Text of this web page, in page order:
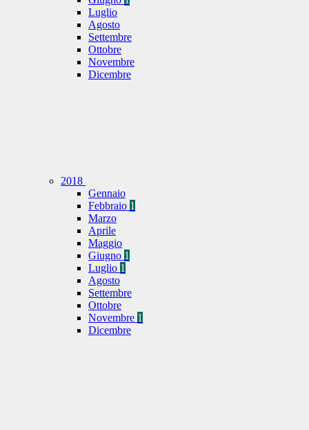
Luglio
Agosto
Settembre
Ottobre
Novembre
Dicembre
2018
Gennaio
Febbraio 1
Marzo
Aprile
Maggio
Giugno 1
Luglio 1
Agosto
Settembre
Ottobre
Novembre 1
Dicembre